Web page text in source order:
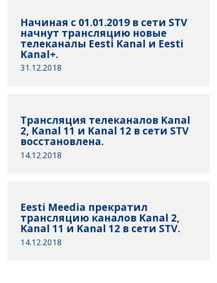
Начиная с 01.01.2019 в сети STV
начнут трансляцию новые
телеканалы Eesti Kanal и Eesti
Kanal+.
31.12.2018
Трансляция телеканалов Kanal
2, Kanal 11 и Kanal 12 в сети STV
восстановлена.
14.12.2018
Eesti Meedia прекратил
трансляцию каналов Kanal 2,
Kanal 11 и Kanal 12 в сети STV.
14.12.2018